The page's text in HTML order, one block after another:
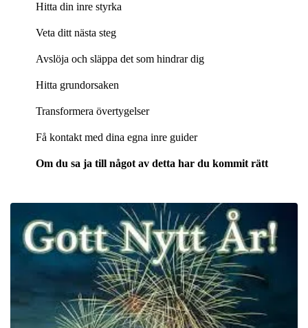
Hitta din inre styrka
Veta ditt nästa steg
Avslöja och släppa det som hindrar dig
Hitta grundorsaken
Transformera övertygelser
Få kontakt med dina egna inre guider
Om du sa ja till något av detta har du kommit rätt